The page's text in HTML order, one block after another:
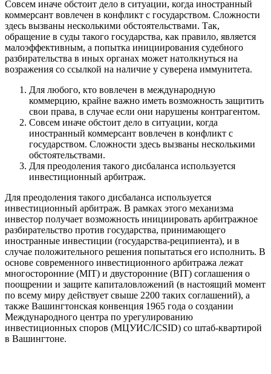
Совсем иначе обстоит дело в ситуации, когда иностранный
коммерсант вовлечен в конфликт с государством. Сложности
здесь вызваны несколькими обстоятельствами. Так,
обращение в суды такого государства, как правило, является
малоэффективным, а попытка инициирования судебного
разбирательства в иных органах может натолкнуться на
возражения со ссылкой на наличие у суверена иммунитета.
Для любого, кто вовлечен в международную
коммерцию, крайне важно иметь возможность защитить
свои права, в случае если они нарушены контрагентом.
Совсем иначе обстоит дело в ситуации, когда
иностранный коммерсант вовлечен в конфликт с
государством. Сложности здесь вызваны несколькими
обстоятельствами.
Для преодоления такого дисбаланса используется
инвестиционный арбитраж.
Для преодоления такого дисбаланса используется
инвестиционный арбитраж. В рамках этого механизма
инвестор получает возможность инициировать арбитражное
разбирательство против государства, принимающего
иностранные инвестиции (государства-реципиента), и в
случае положительного решения попытаться его исполнить. В
основе современного инвестиционного арбитража лежат
многосторонние (MIT) и двусторонние (BIT) соглашения о
поощрении и защите капиталовложений (в настоящий момент
по всему миру действует свыше 2200 таких соглашений), а
также Вашингтонская конвенция 1965 года о создании
Международного центра по урегулированию
инвестиционных споров (МЦУИС/ICSID) со штаб-квартирой
в Вашингтоне.